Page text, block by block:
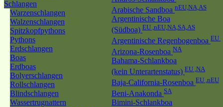
Schlangen
Warzenschlangen
Walzenschlangen
Spitzkopfpythons
Pythons
Erdschlangen
Boas
Erdboas
Bolyerschlangen
Rollschlangen
Blindschlangen
Wassertrugnattern
Arabische Sandboa nEU,NA,AS
Argentinische Boa
(Südboa) EU ,nEU,NA,SA,AS
Argentinische Regenbogenboa EU
Arizona-Rosenboa NA
Bahama-Schlankboa
(kein Unterartenstatus) EU ,NA
Baja-California-Rosenboa EU ,nEU
Beni-Anakonda SA
Bimini-Schlankboa